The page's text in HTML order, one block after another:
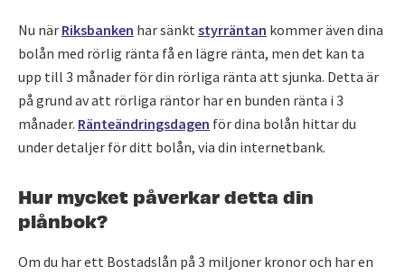
Nu när Riksbanken har sänkt styrräntan kommer även dina
bolån med rörlig ränta få en lägre ränta, men det kan ta
upp till 3 månader för din rörliga ränta att sjunka. Detta är
på grund av att rörliga räntor har en bunden ränta i 3
månader. Ränteändringsdagen för dina bolån hittar du
under detaljer för ditt bolån, via din internetbank.
Hur mycket påverkar detta din
plånbok?
Om du har ett Bostadslån på 3 miljoner kronor och har en